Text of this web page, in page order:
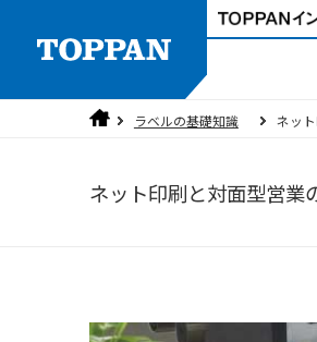
ラベルの基礎知識 ネッ
ネット印刷と対面型営業